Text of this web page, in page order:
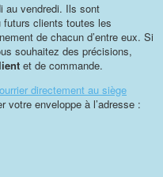
au vendredi. Ils sont
futurs clients toutes les
de chacun d’entre eux. Si
souhaitez des précisions,
et de commande.
directement au siège
votre enveloppe à l’adresse :